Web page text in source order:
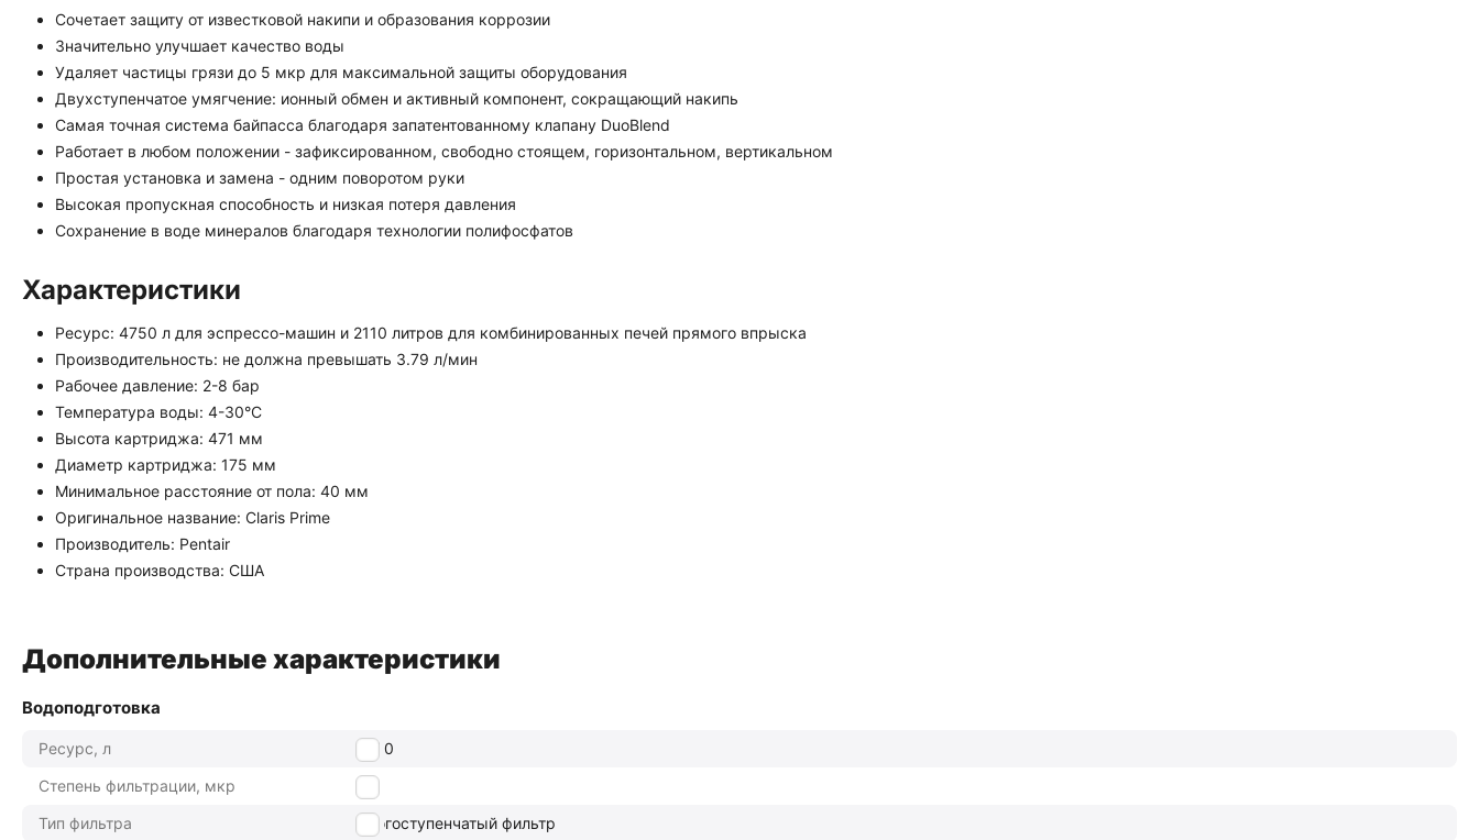
Сочетает защиту от известковой накипи и образования коррозии
Значительно улучшает качество воды
Удаляет частицы грязи до 5 мкр для максимальной защиты оборудования
Двухступенчатое умягчение: ионный обмен и активный компонент, сокращающий накипь
Самая точная система байпасса благодаря запатентованному клапану DuoBlend
Работает в любом положении - зафиксированном, свободно стоящем, горизонтальном, вертикальном
Простая установка и замена - одним поворотом руки
Высокая пропускная способность и низкая потеря давления
Сохранение в воде минералов благодаря технологии полифосфатов
Характеристики
Ресурс: 4750 л для эспрессо-машин и 2110 литров для комбинированных печей прямого впрыска
Производительность: не должна превышать 3.79 л/мин
Рабочее давление: 2-8 бар
Температура воды: 4-30°C
Высота картриджа: 471 мм
Диаметр картриджа: 175 мм
Минимальное расстояние от пола: 40 мм
Оригинальное название: Claris Prime
Производитель: Pentair
Страна производства: США
Дополнительные характеристики
Водоподготовка
Ресурс, л
4750
Степень фильтрации, мкр
5
Тип фильтра
многоступенчатый фильтр